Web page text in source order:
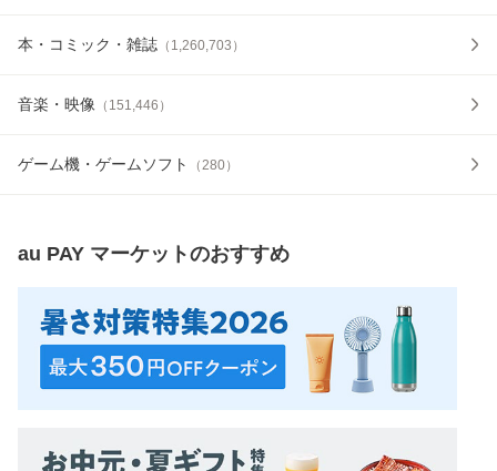
本・コミック・雑誌 （ 1,260,703 ）
音楽・映像 （ 151,446 ）
ゲーム機・ゲームソフト （280）
au PAY マーケットのおすすめ